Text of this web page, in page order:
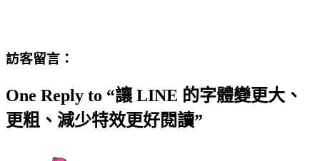
訪客留言：
One Reply to “讓 LINE 的字體變更大、
更粗、減少特效更好閱讀”